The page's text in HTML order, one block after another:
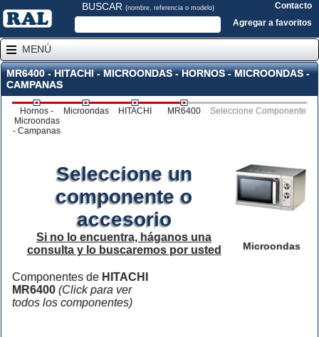
BUSCAR (nombre, referencia o modelo)
Contacto
Agregar a favoritos
MENÚ
MR6400 - HITACHI - MICROONDAS - HORNOS - MICROONDAS -
CAMPANAS
Hornos -
Microondas
- Campanas
Microondas HITACHI MR6400 Seleccione Componente
Microondas
Seleccione un
componente o
accesorio
Si no lo encuentra, háganos una
consulta y lo buscaremos por usted
Componentes de HITACHI
MR6400 (Click para ver
todos los componentes)